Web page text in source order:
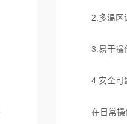
2.多温区设
3.易于操作
4.安全可靠
在日常操作